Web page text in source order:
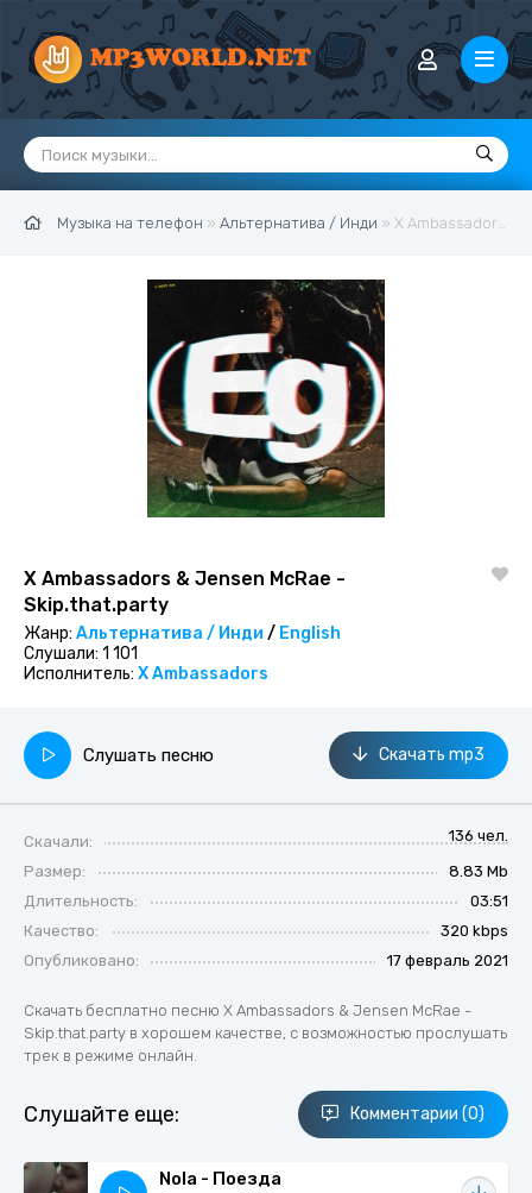
Музыка на телефон » Альтернатива / Инди » X Ambassadors & Jensen McRae - Skip.that.party
X Ambassadors & Jensen McRae -
Skip.that.party
Жанр: Альтернатива / Инди / English
Слушали: 1 101
Исполнитель: X Ambassadors
Слушать песню Скачать mp3
Скачали:
136 чел.
Размер:
8.83 Mb
Длительность:
03:51
Качество:
320 kbps
Опубликовано:
17 февраль 2021
Скачать бесплатно песню X Ambassadors & Jensen McRae -
Skip.that.party в хорошем качестве, с возможностью прослушать
трек в режиме онлайн.
Слушайте еще: Комментарии (0)
Nola - Поезда